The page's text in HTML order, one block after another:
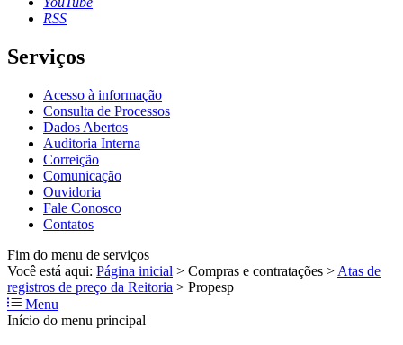
RSS
Serviços
Acesso à informação
Consulta de Processos
Dados Abertos
Auditoria Interna
Correição
Comunicação
Ouvidoria
Fale Conosco
Contatos
Fim do menu de serviços
Você está aqui: Página inicial > Compras e contratações > Atas de
registros de preço da Reitoria > Propesp
Menu
Início do menu principal